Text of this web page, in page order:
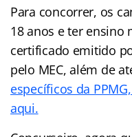
Para concorrer, os
18 anos e ter
certificado emitido
pelo MEC, além de
específicos da
aqui.